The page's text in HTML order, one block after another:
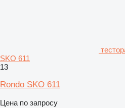
SKO 611
13
Rondo SKO 611
Цена по запросу